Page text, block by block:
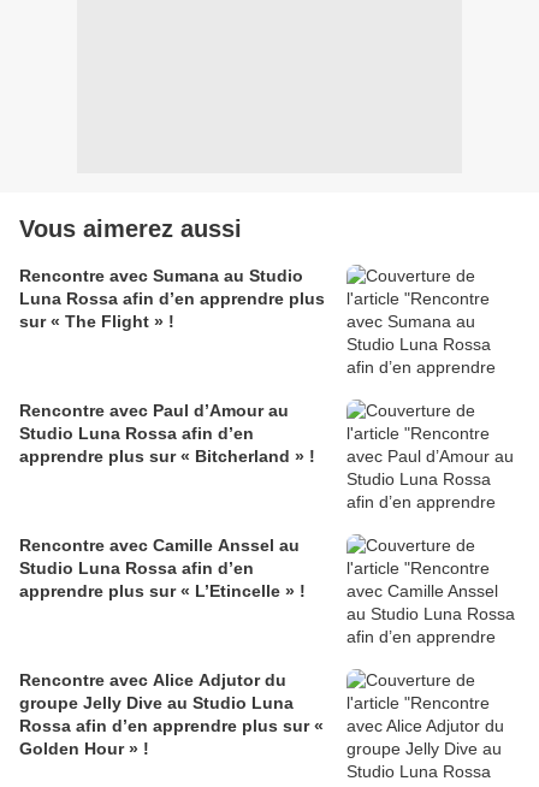
Vous aimerez aussi
Rencontre avec Sumana au Studio
Luna Rossa afin d’en apprendre plus
sur « The Flight » !
Rencontre avec Paul d’Amour au
Studio Luna Rossa afin d’en
apprendre plus sur « Bitcherland » !
Rencontre avec Camille Anssel au
Studio Luna Rossa afin d’en
apprendre plus sur « L’Etincelle » !
Rencontre avec Alice Adjutor du
groupe Jelly Dive au Studio Luna
Rossa afin d’en apprendre plus sur «
Golden Hour » !